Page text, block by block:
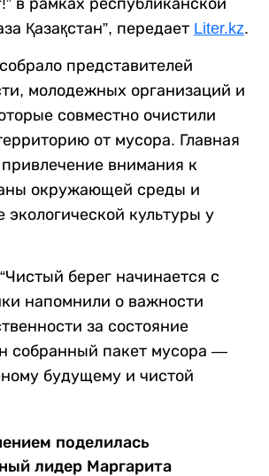
Қазақстан”, передает Liter.kz.
представителей
молодежных организаций и
совместно очистили
от мусора. Главная
внимания к
окружающей среды и
культуры у
берег начинается с
напомнили о важности
за состояние
собранный пакет мусора —
будущему и чистой
поделилась
лидер Маргарита